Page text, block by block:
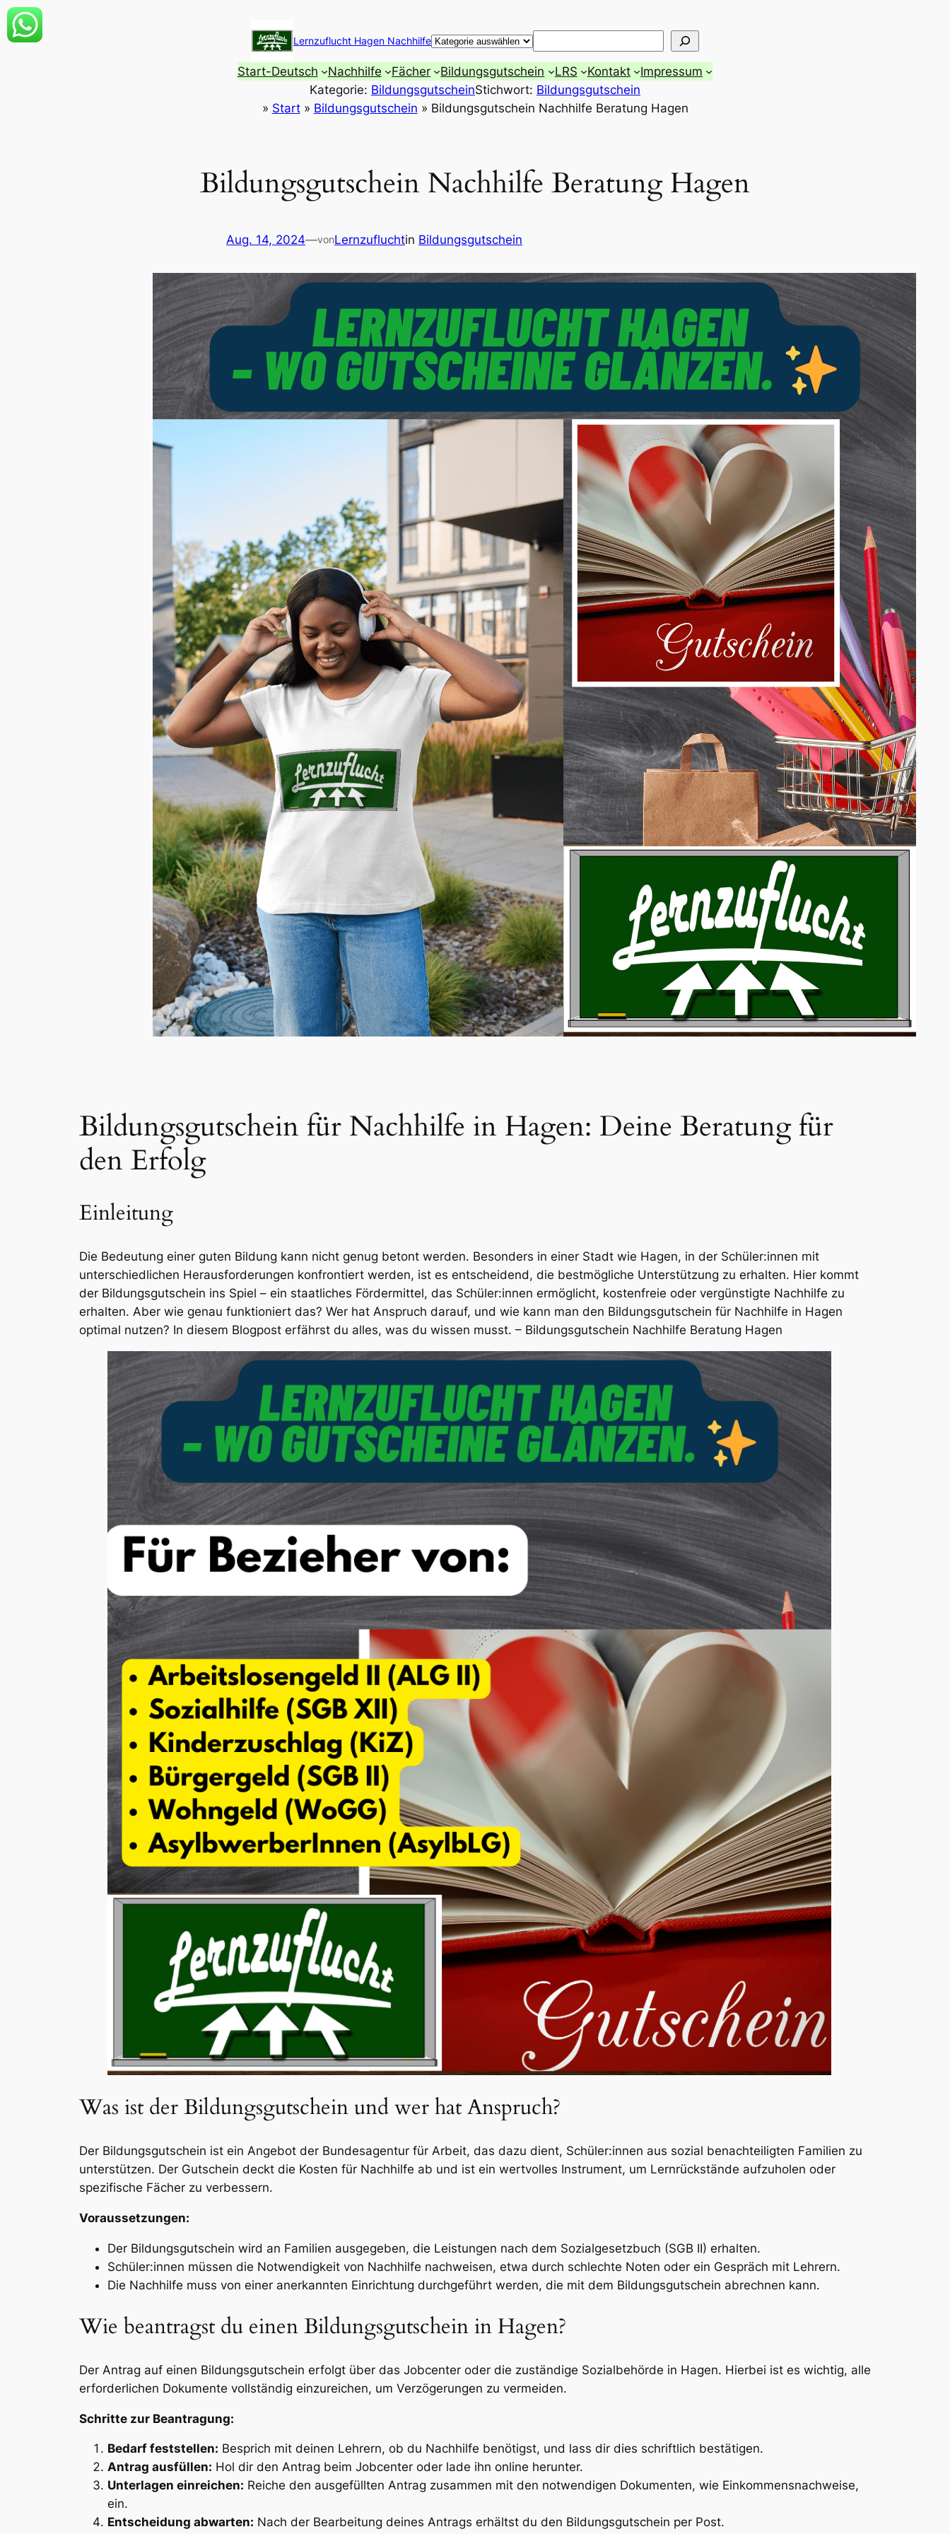
Zum
Inhalt
Lernzuflucht Hagen Nachhilfe Suchen
Start-Deutsch Nachhilfe Fächer Bildungsgutschein LRS Kontakt
Impressum
Kategorie: BildungsgutscheinStichwort: Bildungsgutschein
» Start» Bildungsgutschein » Bildungsgutschein Nachhilfe Beratung Hagen
Bildungsgutschein Nachhilfe Beratung Hagen
Aug. 14, 2024—vonLernzufluchtin Bildungsgutschein
Bildungsgutschein für Nachhilfe in Hagen: Deine Beratung für
den Erfolg
Einleitung
Die Bedeutung einer guten Bildung kann nicht genug betont werden. Besonders in einer Stadt wie Hagen, in der Schüler:innen mit
unterschiedlichen Herausforderungen konfrontiert werden, ist es entscheidend, die bestmögliche Unterstützung zu erhalten. Hier kommt
der Bildungsgutschein ins Spiel – ein staatliches Fördermittel, das Schüler:innen ermöglicht, kostenfreie oder vergünstigte Nachhilfe zu
erhalten. Aber wie genau funktioniert das? Wer hat Anspruch darauf, und wie kann man den Bildungsgutschein für Nachhilfe in Hagen
optimal nutzen? In diesem Blogpost erfährst du alles, was du wissen musst. – Bildungsgutschein Nachhilfe Beratung Hagen
Was ist der Bildungsgutschein und wer hat Anspruch?
Der Bildungsgutschein ist ein Angebot der Bundesagentur für Arbeit, das dazu dient, Schüler:innen aus sozial benachteiligten Familien zu
unterstützen. Der Gutschein deckt die Kosten für Nachhilfe ab und ist ein wertvolles Instrument, um Lernrückstände aufzuholen oder
spezifische Fächer zu verbessern.
Voraussetzungen:
Der Bildungsgutschein wird an Familien ausgegeben, die Leistungen nach dem Sozialgesetzbuch (SGB II) erhalten.
Schüler:innen müssen die Notwendigkeit von Nachhilfe nachweisen, etwa durch schlechte Noten oder ein Gespräch mit Lehrern.
Die Nachhilfe muss von einer anerkannten Einrichtung durchgeführt werden, die mit dem Bildungsgutschein abrechnen kann.
Wie beantragst du einen Bildungsgutschein in Hagen?
Der Antrag auf einen Bildungsgutschein erfolgt über das Jobcenter oder die zuständige Sozialbehörde in Hagen. Hierbei ist es wichtig, alle
erforderlichen Dokumente vollständig einzureichen, um Verzögerungen zu vermeiden.
Schritte zur Beantragung:
Bedarf feststellen: Besprich mit deinen Lehrern, ob du Nachhilfe benötigst, und lass dir dies schriftlich bestätigen.
Antrag ausfüllen: Hol dir den Antrag beim Jobcenter oder lade ihn online herunter.
Unterlagen einreichen: Reiche den ausgefüllten Antrag zusammen mit den notwendigen Dokumenten, wie Einkommensnachweise,
ein.
Entscheidung abwarten: Nach der Bearbeitung deines Antrags erhältst du den Bildungsgutschein per Post.